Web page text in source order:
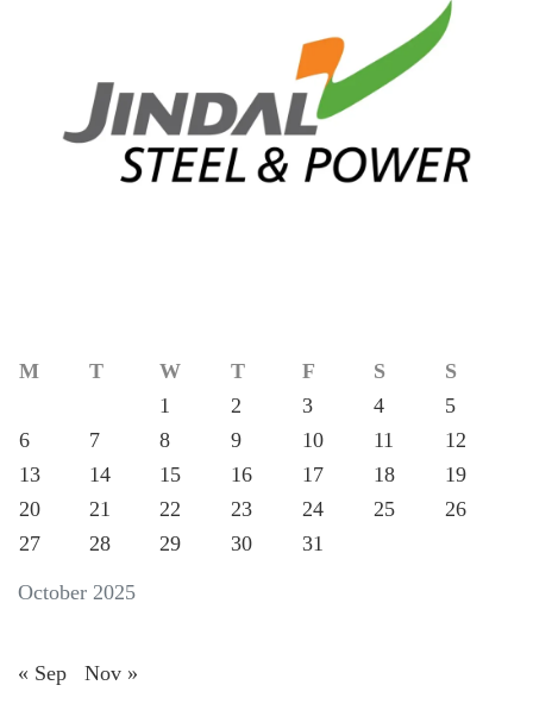
October 2025
M T W T F S
S
1
2 3 4
5
6
7 8 9 10 11
12
13
14 15 16 17 18
19
20
21 22 23 24 25
26
27
28 29 30 31
« Sep Nov »